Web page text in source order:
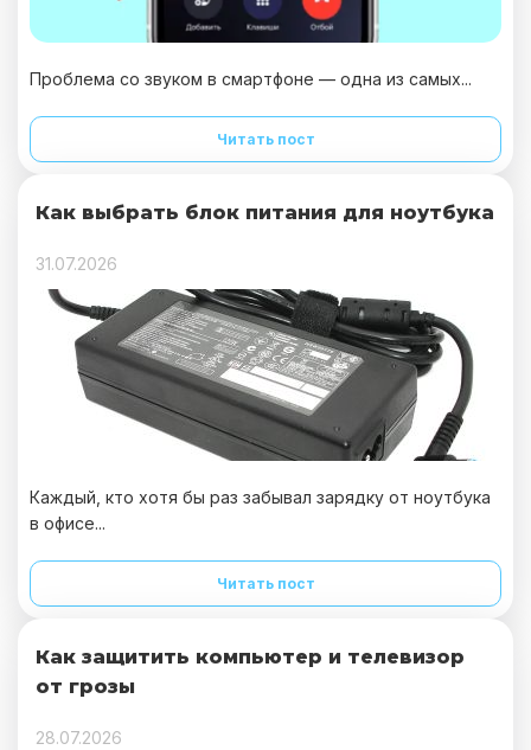
Проблема со звуком в смартфоне — одна из самых...
Читать пост
Как выбрать блок питания для ноутбука
31.07.2026
Каждый, кто хотя бы раз забывал зарядку от ноутбука
в офисе...
Читать пост
Как защитить компьютер и телевизор
от грозы
28.07.2026